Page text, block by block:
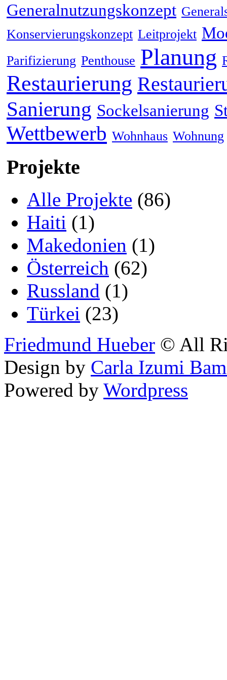
Generalnutzungskonzept
Konservierungskonzept Leitprojekt
Parifizierung Penthouse Planung
Restaurierung
Sanierung Sockelsanierung
Wettbewerb Wohnhaus Wohnung
Projekte
Alle Projekte (86)
Haiti (1)
Makedonien (1)
Österreich (62)
Russland (1)
Türkei (23)
Friedmund Hueber © All
Design by Carla Izumi
Powered by Wordpress